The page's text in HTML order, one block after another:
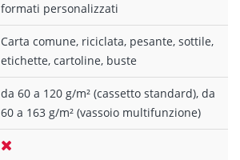
formati personalizzati
Carta comune, riciclata, pesante, sottile,
etichette, cartoline, buste
da 60 a 120 g/m² (cassetto standard), da
60 a 163 g/m² (vassoio multifunzione)